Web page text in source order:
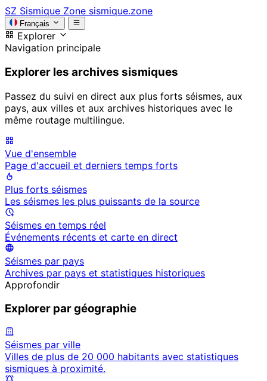
SZ Sismique Zone sismique.zone
Français
Explorer
Navigation principale
Explorer les archives sismiques
Passez du suivi en direct aux plus forts séismes, aux
pays, aux villes et aux archives historiques avec le
même routage multilingue.
Vue d'ensemble
Page d'accueil et derniers temps forts
Plus forts séismes
Les séismes les plus puissants de la source
Séismes en temps réel
Événements récents et carte en direct
Séismes par pays
Archives par pays et statistiques historiques
Approfondir
Explorer par géographie
Séismes par ville
Villes de plus de 20 000 habitants avec statistiques
sismiques à proximité.